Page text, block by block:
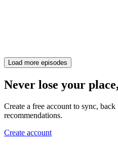
Load more episodes
Never lose your
Create a free account to sync, back
recommendations.
Create account